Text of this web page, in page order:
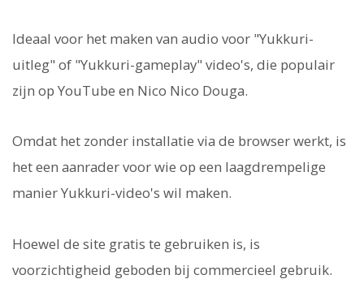
Ideaal voor het maken van audio voor "Yukkuri-
uitleg" of "Yukkuri-gameplay" video's, die populair
zijn op YouTube en Nico Nico Douga.
Omdat het zonder installatie via de browser werkt, is
het een aanrader voor wie op een laagdrempelige
manier Yukkuri-video's wil maken.
Hoewel de site gratis te gebruiken is, is
voorzichtigheid geboden bij commercieel gebruik.